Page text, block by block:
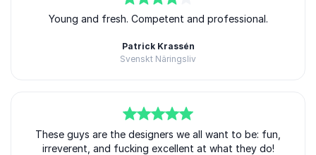
av5
Young and fresh. Competent and professional.
Patrick Krassén
Svenskt Näringsliv
5av5
These guys are the designers we all want to be: fun,
irreverent, and fucking excellent at what they do!